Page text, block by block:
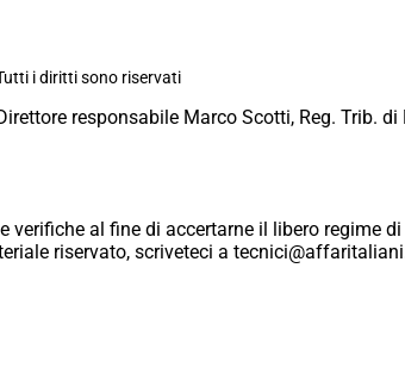
i diritti sono riservati
responsabile Marco Scotti, Reg. Trib. di
al fine di accertarne il libero regime
riservato, scriveteci a